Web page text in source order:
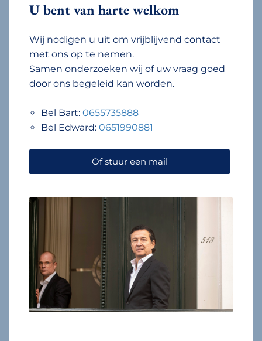
U bent van harte welkom
Wij nodigen u uit om vrijblijvend contact
met ons op te nemen.
Samen onderzoeken wij of uw vraag goed
door ons begeleid kan worden.
Bel Bart: 0655735888
Bel Edward: 0651990881
Of stuur een mail